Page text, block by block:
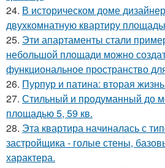
24. В историческом доме
двухкомнатную квартиру
25. Эти апартаменты стали
небольшой площади можно
функциональное пространство
26. Пурпур и патина: вторая
27. Стильный и продуманный до
площадью 5, 59 кв.
28. Эта квартира начиналась с
застройщика - голые стены,
характера.